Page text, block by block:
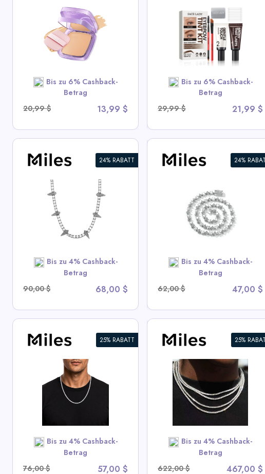
Bis zu 6% Cashback-
Betrag
20,99 $
13,99 $
Bis zu 6% Cashback-
Betrag
29,99 $
21,99 $
Schweißfester
Augenbrauen-Tönungs-Kit
View All Sace Lady Deals
SHOP NOW
wasserdichtes
Gesichtspuder
View All Sace Lady Deals
SHOP NOW
24% RABATT
Bis zu 4% Cashback-
Betrag
90,00 $
68,00 $
24%
Bis zu 4% Cashback-
Betrag
62,00 $
47,00 $
6mm Iced Out Star Tennis
Kette
View All Miles Deals
SHOP NOW
Halskette
View All Miles Deals
SHOP NOW
25% RABATT
Bis zu 4% Cashback-
Betrag
76,00 $
57,00 $
25%
Bis zu 4% Cashback-
Betrag
622,00 $
467,00 $
3mm Moissanite Tennis
Chain – 925 Sterling
Silver VVS1 D Halskette
SHOP NOW
Iced Out Rainbow CZ
Tennis Chain - 4mm
Quadrat Schnitt Halskette
Hip Hop Schmuck
View All Miles Deals
SHOP NOW